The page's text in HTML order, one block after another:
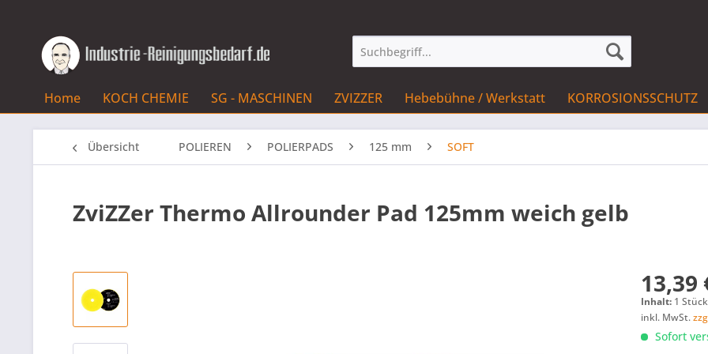
Home KOCH CHEMIE SG - MASCHINEN ZVIZZER Hebebühne / Werkstatt KORROSIONSSCHUTZ
Übersicht POLIEREN POLIERPADS 125 mm SOFT
ZviZZer Thermo Allrounder Pad 125mm weich gelb
13,39
Inhalt: 1 Stück
inkl. MwSt.
Sofort